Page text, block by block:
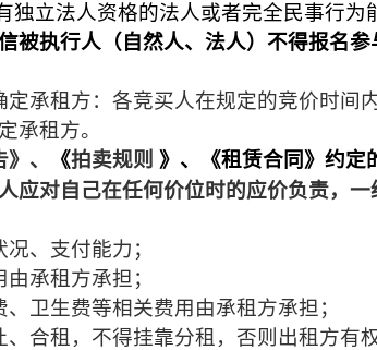
独立法人资格的法人或者完全民事行
被执行人（自然人、法人）不得报名参
承租方：各竞买人在规定的竞价时间
承租方。
、 《拍卖规则 》、《租赁合同》约定
应对自己在任何价位时的应价负责，一
、支付能力；
承租方承担；
卫生费等相关费用由承租方承担；
合租，不得挂靠分租，否则出租方有